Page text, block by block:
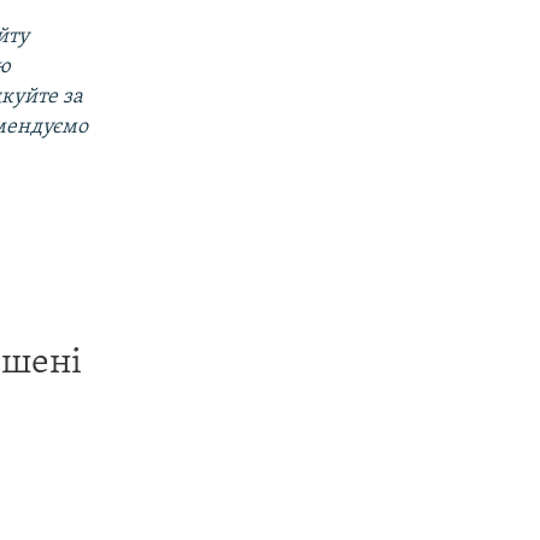
за